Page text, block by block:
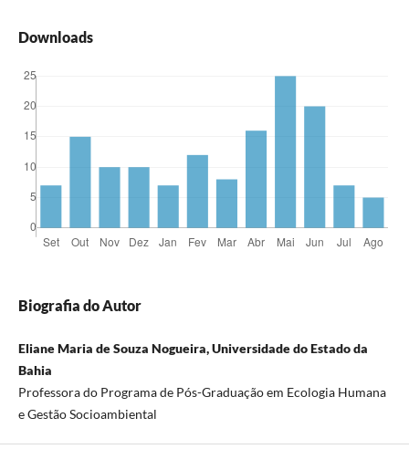
Downloads
Biografia do Autor
Eliane Maria de Souza Nogueira, Universidade do Estado da
Bahia
Professora do Programa de Pós-Graduação em Ecologia Humana
e Gestão Socioambiental